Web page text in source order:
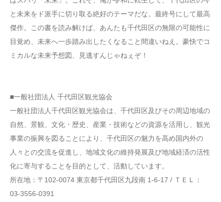
と未来をド派手に切り取る絶好のテーマだな。最終号にして最高
傑作。この書を読み解けば、あんたも千代田区の無限の可能性に
目覚め、未来へ一歩踏み出したくなること間違いねえ。豪快でコ
ミカルな未来予想図、見逃すんじゃねぇぞ！
■一般社団法人 千代田区観光協会
一般社団法人千代田区観光協会は、千代田区及びその周辺地域の
自然、景観、文化・歴史、産業・技術などの資源を活用し、観光
事業の振興を図ることにより、千代田区の魅力を高め国内外の
人々との交流を促進し、地域文化の維持発展及び地域経済の活性
化に寄与することを目的として、活動しています。
所在地：〒102-0074 東京都千代田区九段南 1-6-17 / ＴＥＬ：
03-3556-0391